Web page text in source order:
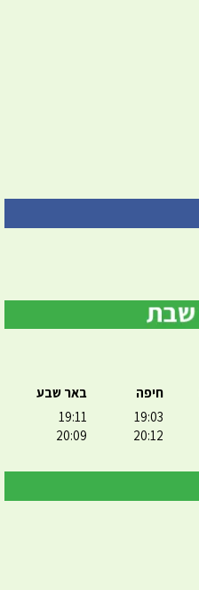
חיפה
19:03
20:12
באר שבע
19:11
20:09